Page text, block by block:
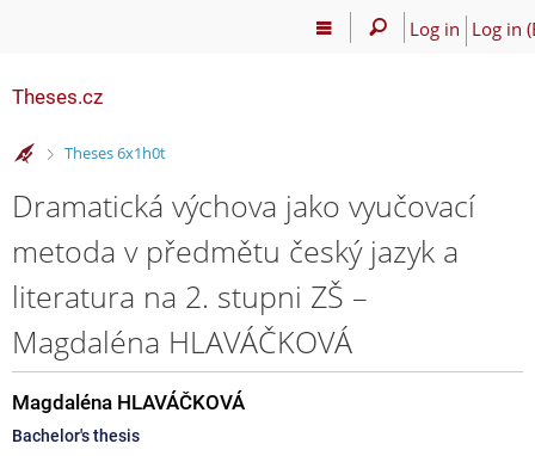
Log in Log in
Theses.cz
>
Theses 6x1h0t
Dramatická výchova jako vyučovací
metoda v předmětu český jazyk a
literatura na 2. stupni ZŠ –
Magdaléna HLAVÁČKOVÁ
Magdaléna HLAVÁČKOVÁ
Bachelor's thesis